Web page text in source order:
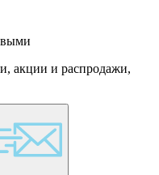
акции и распродажи,